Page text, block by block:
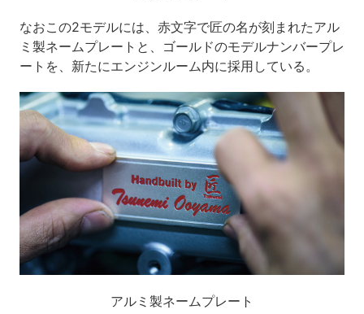
なおこの2モデルには、赤文字で匠の名が刻まれたアル
ミ製ネームプレートと、ゴールドのモデルナンバープレ
ートを、新たにエンジンルーム内に採用している。
アルミ製ネームプレート